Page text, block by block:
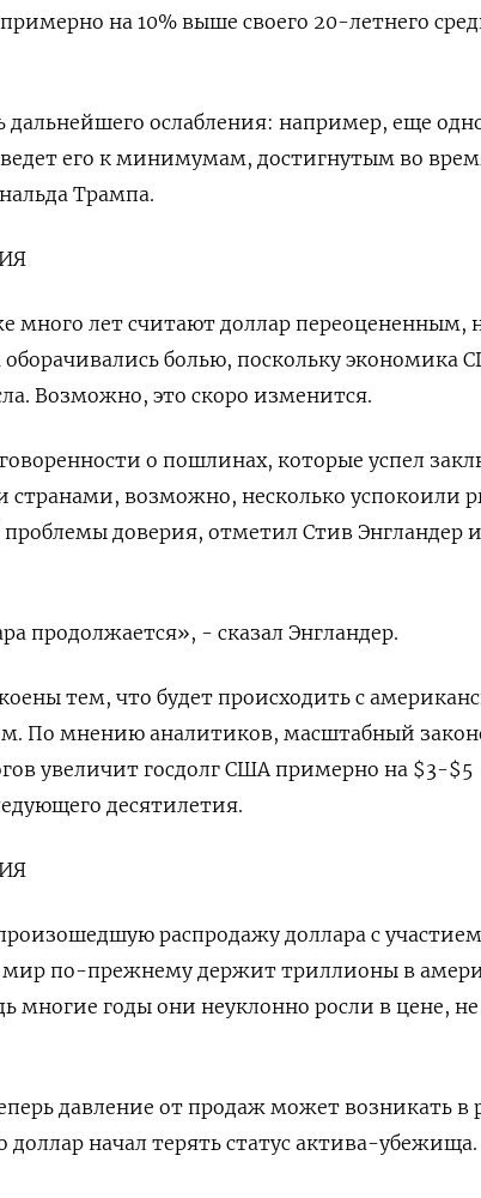
на 10% выше своего 20-летнего
дальнейшего ослабления: например, еще
его к минимумам, достигнутым во
Трампа.
много лет считают доллар переоцененным,
оборачивались болью, поскольку экономика
Возможно, это скоро изменится.
о пошлинах, которые успел
возможно, несколько успокоили
доверия, отметил Стив Энгландер
продолжается», - сказал Энгландер.
тем, что будет происходить с
По мнению аналитиков, масштабный
увеличит госдолг США примерно на $3-$5
десятилетия.
распродажу доллара с участием
мир по-прежнему держит триллионы в
многие годы они неуклонно росли в цене,
давление от продаж может возникать в
доллар начал терять статус актива-убежища.